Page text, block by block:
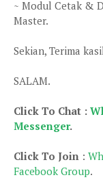
~ Modul Cetak &
Master.
Sekian, Terima
SALAM.
Click To Chat :
Messenger.
Click To Join :
Facebook Group.